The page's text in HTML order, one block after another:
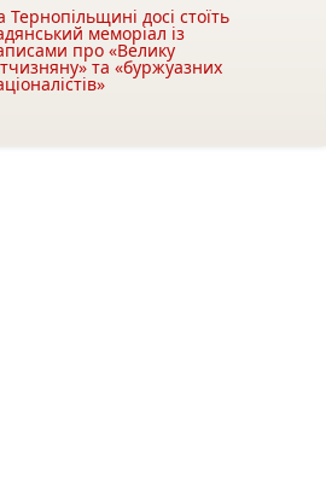
Тернопільщині досі стоїть
меморіал із
про «Велику
та «буржуазних